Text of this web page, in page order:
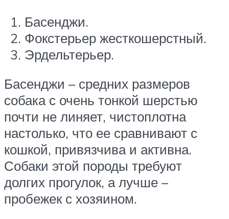
Басенджи.
Фокстерьер жесткошерстный.
Эрдельтерьер.
Басенджи – средних размеров
собака с очень тонкой шерстью
почти не линяет, чистоплотна
настолько, что ее сравнивают с
кошкой, привязчива и активна.
Собаки этой породы требуют
долгих прогулок, а лучше –
пробежек с хозяином.